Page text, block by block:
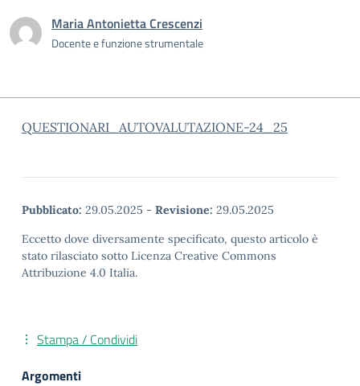
Maria Antonietta Crescenzi
Docente e funzione strumentale
QUESTIONARI_AUTOVALUTAZIONE-24_25
Pubblicato: 29.05.2025 - Revisione: 29.05.2025
Eccetto dove diversamente specificato, questo articolo è
stato rilasciato sotto Licenza Creative Commons
Attribuzione 4.0 Italia.
Stampa / Condividi
Argomenti